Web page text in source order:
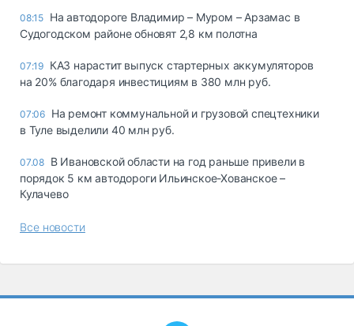
08:15 На автодороге Владимир – Муром – Арзамас в
Судогодском районе обновят 2,8 км полотна
07:19 КАЗ нарастит выпуск стартерных аккумуляторов
на 20% благодаря инвестициям в 380 млн руб.
07:06 На ремонт коммунальной и грузовой спецтехники
в Туле выделили 40 млн руб.
07.08 В Ивановской области на год раньше привели в
порядок 5 км автодороги Ильинское-Хованское –
Кулачево
Все новости